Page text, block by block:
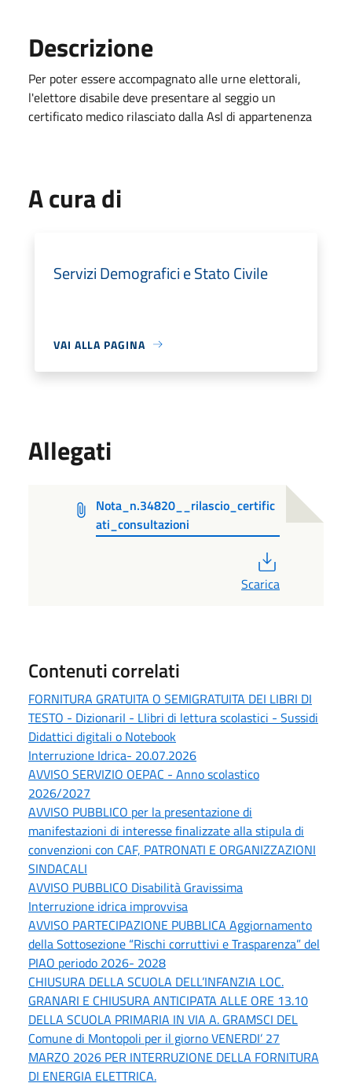
Descrizione
Per poter essere accompagnato alle urne elettorali,
l'elettore disabile deve presentare al seggio un
certificato medico rilasciato dalla Asl di appartenenza
A cura di
Servizi Demografici e Stato Civile
VAI ALLA PAGINA
Allegati
Nota_n.34820__rilascio_certific
ati_consultazioni
Scarica
Contenuti correlati
FORNITURA GRATUITA O SEMIGRATUITA DEI LIBRI DI
TESTO - DizionariI - LIibri di lettura scolastici - Sussidi
Didattici digitali o Notebook
Interruzione Idrica- 20.07.2026
AVVISO SERVIZIO OEPAC - Anno scolastico
2026/2027
AVVISO PUBBLICO per la presentazione di
manifestazioni di interesse finalizzate alla stipula di
convenzioni con CAF, PATRONATI E ORGANIZZAZIONI
SINDACALI
AVVISO PUBBLICO Disabilità Gravissima
Interruzione idrica improvvisa
AVVISO PARTECIPAZIONE PUBBLICA Aggiornamento
della Sottosezione “Rischi corruttivi e Trasparenza” del
PIAO periodo 2026- 2028
CHIUSURA DELLA SCUOLA DELL’INFANZIA LOC.
GRANARI E CHIUSURA ANTICIPATA ALLE ORE 13.10
DELLA SCUOLA PRIMARIA IN VIA A. GRAMSCI DEL
Comune di Montopoli per il giorno VENERDI’ 27
MARZO 2026 PER INTERRUZIONE DELLA FORNITURA
DI ENERGIA ELETTRICA.